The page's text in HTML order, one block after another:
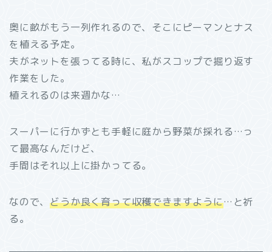
奥に畝がもう一列作れるので、そこにピーマンとナス
を植える予定。
夫がネットを張ってる時に、私がスコップで掘り返す
作業をした。
植えれるのは来週かな…
スーパーに行かずとも手軽に庭から野菜が採れる…っ
て最高なんだけど、
手間はそれ以上に掛かってる。
なので、どうか良く育って収穫できますように…と祈
る。